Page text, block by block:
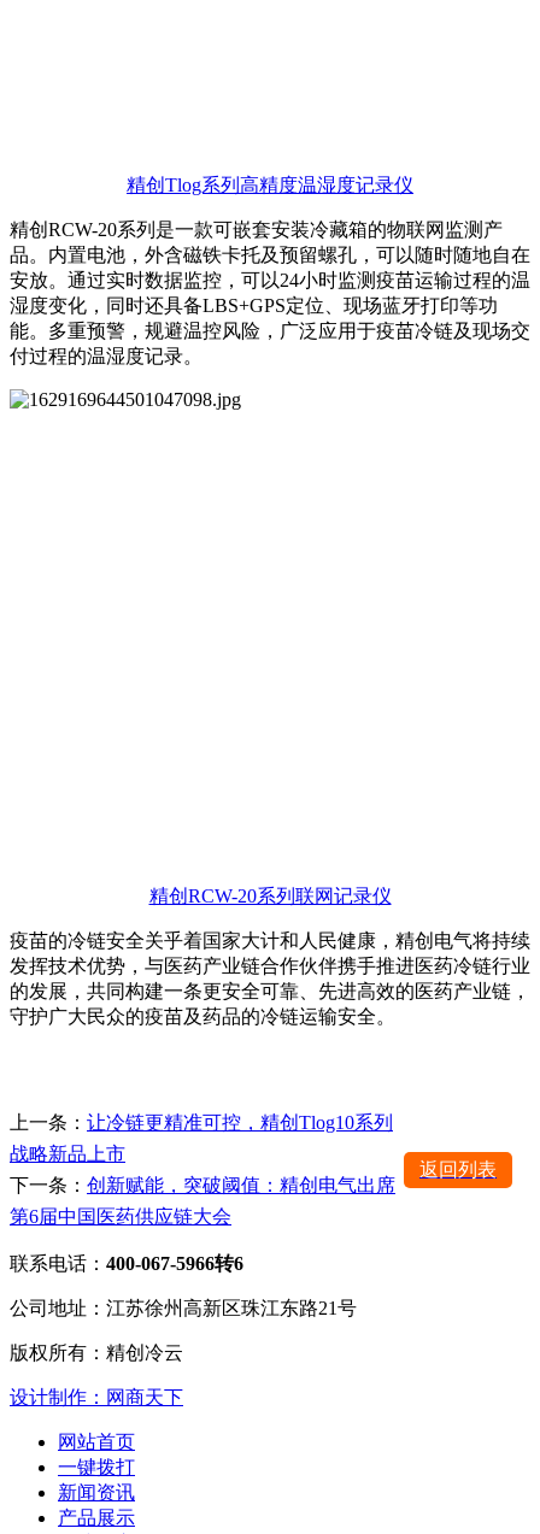
精创Tlog系列高精度温湿度记录仪
精创RCW-20系列是一款可嵌套安装冷藏箱的物联网监测产
品。内置电池，外含磁铁卡托及预留螺孔，可以随时随地自在
安放。通过实时数据监控，可以24小时监测疫苗运输过程的温
湿度变化，同时还具备LBS+GPS定位、现场蓝牙打印等功
能。多重预警，规避温控风险，广泛应用于疫苗冷链及现场交
付过程的温湿度记录。
精创RCW-20系列联网记录仪
疫苗的冷链安全关乎着国家大计和人民健康，精创电气将持续
发挥技术优势，与医药产业链合作伙伴携手推进医药冷链行业
的发展，共同构建一条更安全可靠、先进高效的医药产业链，
守护广大民众的疫苗及药品的冷链运输安全。
上一条： 让冷链更精准可控，精创Tlog10系列
战略新品上市
下一条： 创新赋能，突破阈值：精创电气出席
第6届中国医药供应链大会
返回列表
联系电话： 400-067-5966转6
公司地址：江苏徐州高新区珠江东路21号
版权所有：精创冷云
设计制作：网商天下
网站首页
一键拨打
新闻资讯
产品展示